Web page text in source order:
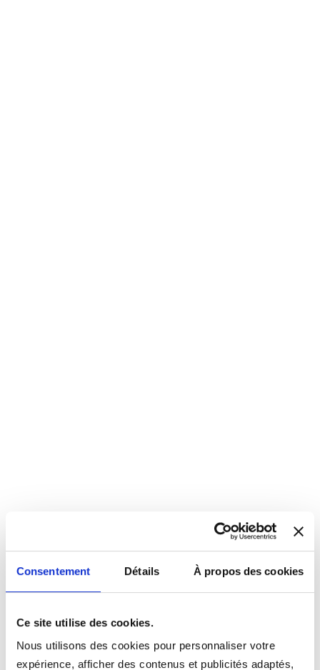
Consentement Détails À propos des cookies
Ce site utilise des cookies.
Nous utilisons des cookies pour personnaliser votre
expérience, afficher des contenus et publicités adaptés,